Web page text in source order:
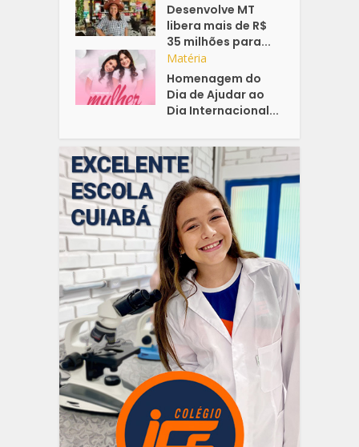
Desenvolve MT
libera mais de R$
35 milhões para...
Matéria
Homenagem do
Dia de Ajudar ao
Dia Internacional...